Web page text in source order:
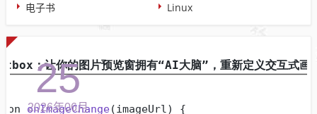
电子书
Linux
25
2026年06月